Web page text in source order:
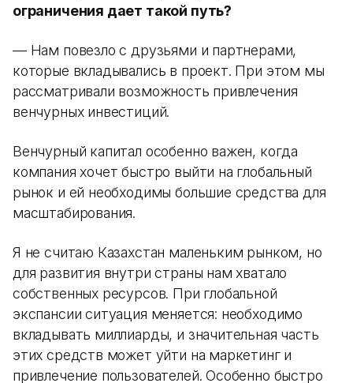
ограничения дает такой путь?
— Нам повезло с друзьями и партнерами,
которые вкладывались в проект. При этом мы
рассматривали возможность привлечения
венчурных инвестиций.
Венчурный капитал особенно важен, когда
компания хочет быстро выйти на глобальный
рынок и ей необходимы большие средства для
масштабирования.
Я не считаю Казахстан маленьким рынком, но
для развития внутри страны нам хватало
собственных ресурсов. При глобальной
экспансии ситуация меняется: необходимо
вкладывать миллиарды, и значительная часть
этих средств может уйти на маркетинг и
привлечение пользователей. Особенно быстро